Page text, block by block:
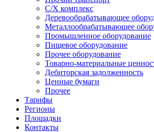
С/Х комплекс
Деревообрабатывающее
Металлообрабатывающее
Промышленное оборудование
Пищевое оборудование
Прочее оборудование
Товарно-материальные
Дебиторская задолженность
Ценные бумаги
Прочее
Тарифы
Регионы
Площадки
Контакты